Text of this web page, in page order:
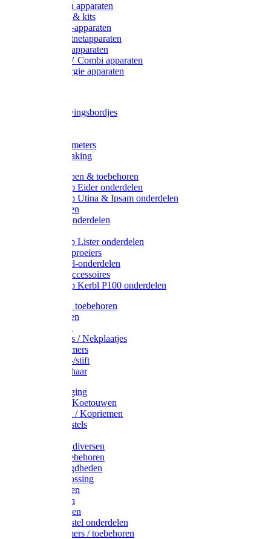
Onderdelen apparaten
Starter sets & kits
9V Batterij-apparaten
230V Lichtnetapparaten
12V Accu-apparaten
230V / 12V Combi apparaten
Zonne-energie apparaten
Waarschuwingsbordjes
Wegers en meters
Video bewaking
Weidepompen & toebehoren
Weidepomp Eider onderdelen
Weidepomp Utina & Ipsam onderdelen
Drinkbakken
Drinkbak onderdelen
Weidepomp Lister onderdelen
Nippels / Sproeiers
Drinknippel-onderdelen
Drinkbak accessoires
Weidepomp Kerbl P100 onderdelen
Oormerken toebehoren
Enkelbanden
Halsplaatjes / Nekplaatjes
Kokernummers
Merkspray-/stift
Veemerkschaar
Uierverzorging
Halsters & Koetouwen
Halsriemen / Kopriemen
Koerugborstels
Koe / Stier diversen
Melkers toebehoren
Stalbenodigdheden
Kalververlossing
Stierenringen
Onthoornen
Kalverflessen
Koerugborstel onderdelen
Kalveremmers / toebehoren